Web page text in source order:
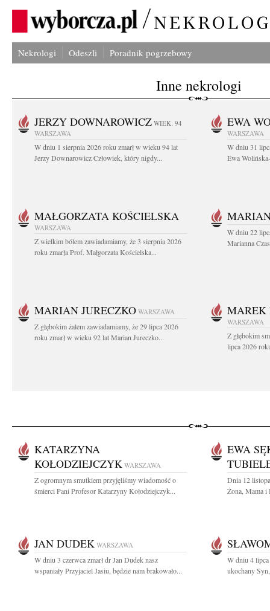
Nekrologi Odeszli Poradnik pogrzebowy
Inne nekrologi
JERZY DOWNAROWICZ WIEK: 94
WARSZAWA
W dniu 1 sierpnia 2026 roku zmarł w wieku 94 lat
Jerzy Downarowicz Człowiek, który nigdy...
EWA
WARSZAWA
W dniu 31
Ewa
MAŁGORZATA KOŚCIELSKA
WARSZAWA
Z wielkim bólem zawiadamiamy, że 3 sierpnia 2026
roku zmarła Prof. Małgorzata Kościelska...
W dniu 22
Marianna
MARIAN JURECZKO WARSZAWA
Z głębokim żalem zawiadamiamy, że 29 lipca 2026
roku zmarł w wieku 92 lat Marian Jureczko...
MAREK
WARSZAWA
Z głębokim
lipca 2026
KATARZYNA
KOŁODZIEJCZYK WARSZAWA
Z ogromnym smutkiem przyjęliśmy wiadomość o
śmierci Pani Profesor Katarzyny Kołodziejczyk...
EWA
Dnia 12
Żona, Mama i
JAN DUDEK WARSZAWA
W dniu 3 czerwca zmarł dr Jan Dudek nasz
wspaniały Przyjaciel Jasiu, będzie nam brakowało...
W dniu 4
ukochany